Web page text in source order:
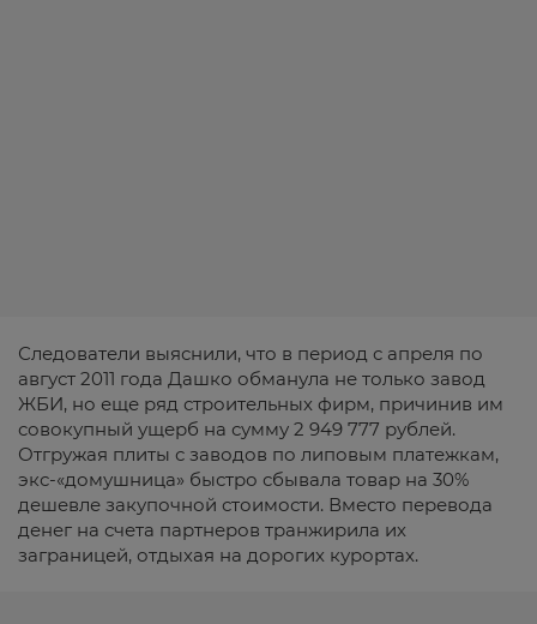
Следователи выяснили, что в период с апреля по
август 2011 года Дашко обманула не только завод
ЖБИ, но еще ряд строительных фирм, причинив им
совокупный ущерб на сумму 2 949 777 рублей.
Отгружая плиты с заводов по липовым платежкам,
экс-«домушница» быстро сбывала товар на 30%
дешевле закупочной стоимости. Вместо перевода
денег на счета партнеров транжирила их
заграницей, отдыхая на дорогих курортах.